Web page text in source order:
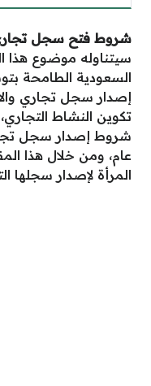
شروط فتح سجل تجاري
سيتناوله موضوع هذا
السعودية الطامحة
إصدار سجل تجاري
تكوين النشاط
شروط إصدار سجل
عام، ومن خلال هذا
المرأة لإصدار سجلها